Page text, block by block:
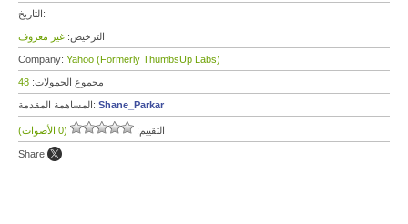
التاريخ:
الترخيص: غير معروف
Company: Yahoo (Formerly ThumbsUp Labs)
مجموع الحمولات: 48
المساهمة المقدمة: Shane_Parkar
التقييم: (0 الأصوات)
Share: